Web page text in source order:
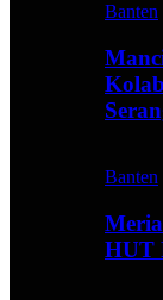
Banten
Banten
HUT